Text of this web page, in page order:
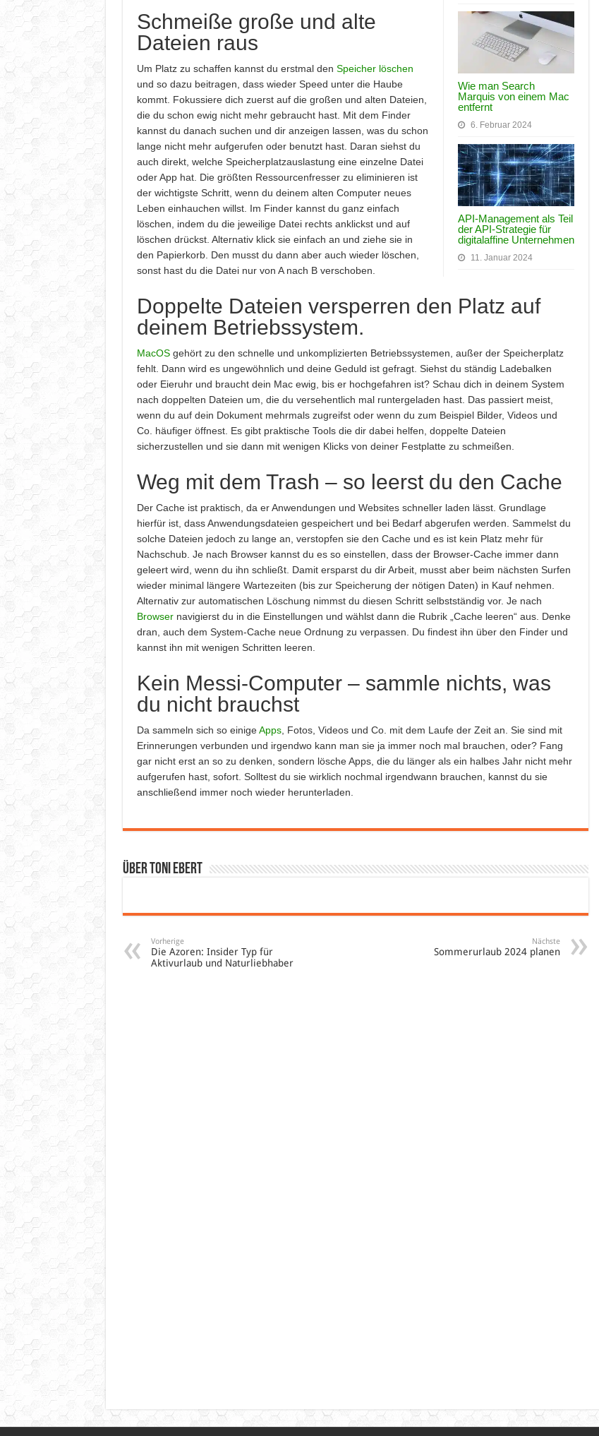
Wie man Search
Marquis von einem Mac
entfernt
6. Februar 2024
API-Management als Teil
der API-Strategie für
digitalaffine Unternehmen
11. Januar 2024
Schmeiße große und alte
Dateien raus
Um Platz zu schaffen kannst du erstmal den Speicher löschen
und so dazu beitragen, dass wieder Speed unter die Haube
kommt. Fokussiere dich zuerst auf die großen und alten Dateien,
die du schon ewig nicht mehr gebraucht hast. Mit dem Finder
kannst du danach suchen und dir anzeigen lassen, was du schon
lange nicht mehr aufgerufen oder benutzt hast. Daran siehst du
auch direkt, welche Speicherplatzauslastung eine einzelne Datei
oder App hat. Die größten Ressourcenfresser zu eliminieren ist
der wichtigste Schritt, wenn du deinem alten Computer neues
Leben einhauchen willst. Im Finder kannst du ganz einfach
löschen, indem du die jeweilige Datei rechts anklickst und auf
löschen drückst. Alternativ klick sie einfach an und ziehe sie in
den Papierkorb. Den musst du dann aber auch wieder löschen,
sonst hast du die Datei nur von A nach B verschoben.
Doppelte Dateien versperren den Platz auf
deinem Betriebssystem.
MacOSgehört zu den schnelle und unkomplizierten Betriebssystemen, außer der Speicherplatz
fehlt. Dann wird es ungewöhnlich und deine Geduld ist gefragt. Siehst du ständig Ladebalken
oder Eieruhr und braucht dein Mac ewig, bis er hochgefahren ist? Schau dich in deinem System
nach doppelten Dateien um, die du versehentlich mal runtergeladen hast. Das passiert meist,
wenn du auf dein Dokument mehrmals zugreifst oder wenn du zum Beispiel Bilder, Videos und
Co. häufiger öffnest. Es gibt praktische Tools die dir dabei helfen, doppelte Dateien
sicherzustellen und sie dann mit wenigen Klicks von deiner Festplatte zu schmeißen.
Weg mit dem Trash – so leerst du den Cache
Der Cache ist praktisch, da er Anwendungen und Websites schneller laden lässt. Grundlage
hierfür ist, dass Anwendungsdateien gespeichert und bei Bedarf abgerufen werden. Sammelst du
solche Dateien jedoch zu lange an, verstopfen sie den Cache und es ist kein Platz mehr für
Nachschub. Je nach Browser kannst du es so einstellen, dass der Browser-Cache immer dann
geleert wird, wenn du ihn schließt. Damit ersparst du dir Arbeit, musst aber beim nächsten Surfen
wieder minimal längere Wartezeiten (bis zur Speicherung der nötigen Daten) in Kauf nehmen.
Alternativ zur automatischen Löschung nimmst du diesen Schritt selbstständig vor. Je nach
Browsernavigierst du in die Einstellungen und wählst dann die Rubrik „Cache leeren“ aus. Denke
dran, auch dem System-Cache neue Ordnung zu verpassen. Du findest ihn über den Finder und
kannst ihn mit wenigen Schritten leeren.
Kein Messi-Computer – sammle nichts, was
du nicht brauchst
Da sammeln sich so einigeApps, Fotos, Videos und Co. mit dem Laufe der Zeit an. Sie sind mit
Erinnerungen verbunden und irgendwo kann man sie ja immer noch mal brauchen, oder? Fang
gar nicht erst an so zu denken, sondern lösche Apps, die du länger als ein halbes Jahr nicht mehr
aufgerufen hast, sofort. Solltest du sie wirklich nochmal irgendwann brauchen, kannst du sie
anschließend immer noch wieder herunterladen.
Über Toni Ebert
Vorherige
Die Azoren: Insider Typ für
Aktivurlaub und Naturliebhaber
Nächste
Sommerurlaub 2024 planen